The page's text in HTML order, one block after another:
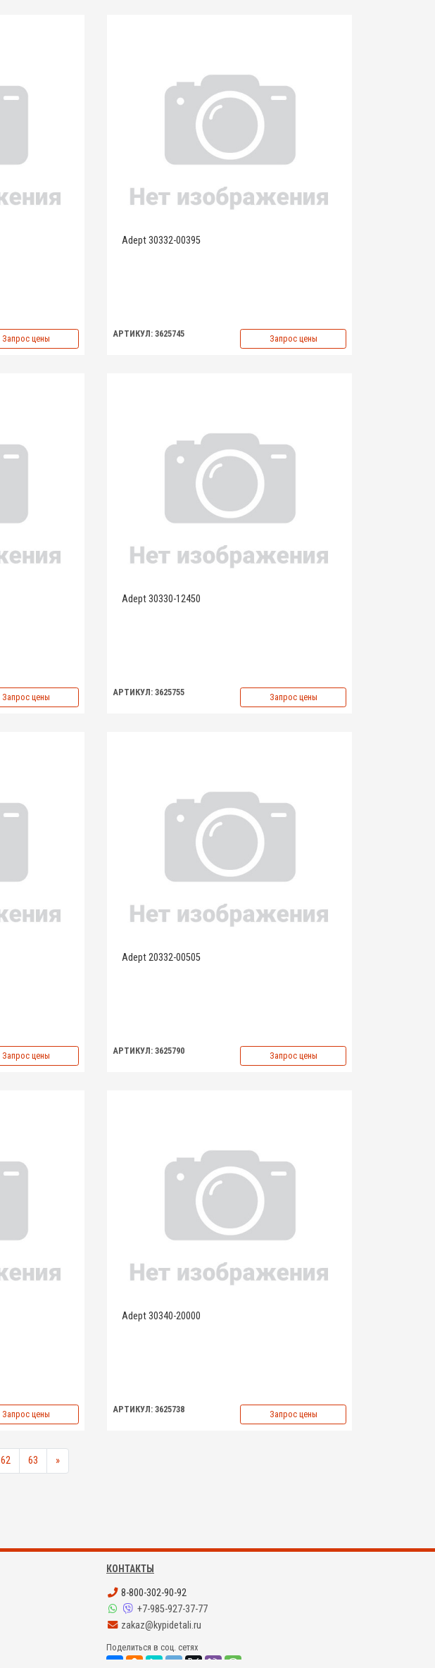
Запрос цены
Adept 30332-00395
АРТИКУЛ: 3625745 Запрос цены
Запрос цены
Adept 30330-12450
АРТИКУЛ: 3625755 Запрос цены
Запрос цены
Adept 20332-00505
АРТИКУЛ: 3625790 Запрос цены
Запрос цены
Adept 30340-20000
АРТИКУЛ: 3625738 Запрос цены
62 63 »
КОНТАКТЫ
8-800-302-90-92
+7-985-927-37-77
zakaz@kypidetali.ru
Поделиться в соц. сетях